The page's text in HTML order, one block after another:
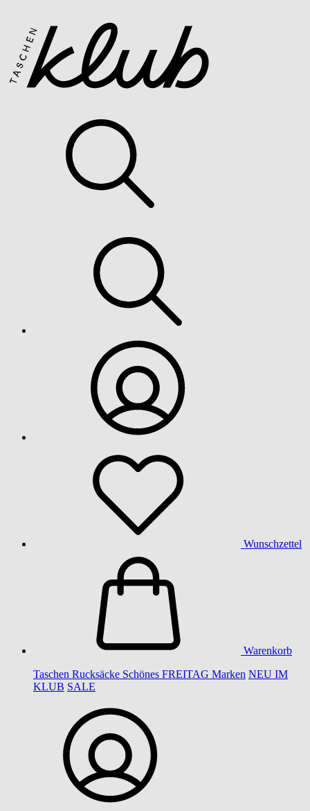
Wunschzettel
Warenkorb
Taschen Rucksäcke Schönes FREITAG Marken NEU IM
KLUB SALE